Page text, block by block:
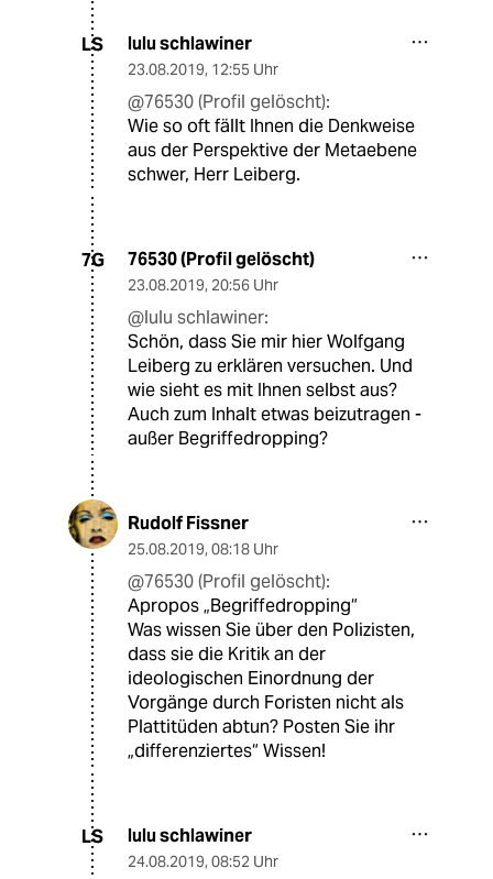
LS lulu schlawiner
23.08.2019, 12:55 Uhr
@76530 (Profil gelöscht):
Wie so oft fällt Ihnen die Denkweise
aus der Perspektive der Metaebene
schwer, Herr Leiberg.
7G 76530 (Profil gelöscht)
23.08.2019, 20:56 Uhr
@lulu schlawiner:
Schön, dass Sie mir hier Wolfgang
Leiberg zu erklären versuchen. Und
wie sieht es mit Ihnen selbst aus?
Auch zum Inhalt etwas beizutragen -
außer Begriffedropping?
Rudolf Fissner
25.08.2019, 08:18 Uhr
@76530 (Profil gelöscht):
Apropos „Begriffedropping“
Was wissen Sie über den Polizisten,
dass sie die Kritik an der
ideologischen Einordnung der
Vorgänge durch Foristen nicht als
Plattitüden abtun? Posten Sie ihr
„differenziertes“ Wissen!
LS lulu schlawiner
24.08.2019, 08:52 Uhr